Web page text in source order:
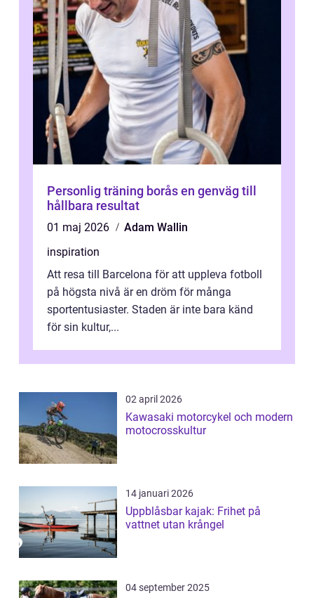
Personlig träning borås en genväg till
hållbara resultat
01 maj 2026
Adam Wallin
inspiration
Att resa till Barcelona för att uppleva fotboll
på högsta nivå är en dröm för många
sportentusiaster. Staden är inte bara känd
för sin kultur,...
02 april 2026
Kawasaki motorcykel och modern
motocrosskultur
14 januari 2026
Uppblåsbar kajak: Frihet på
vattnet utan krångel
04 september 2025